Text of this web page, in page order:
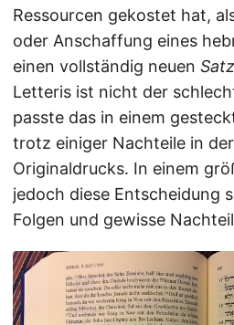
Ressourcen gekostet hat,
oder Anschaffung eines
einen vollständig neuen Satz
Letteris ist nicht der
passte das in einem
trotz einiger Nachteile in
Originaldrucks. In einem
jedoch diese Entscheidung
Folgen und gewisse